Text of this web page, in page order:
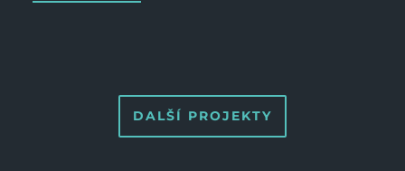
DALŠÍ PROJEKTY